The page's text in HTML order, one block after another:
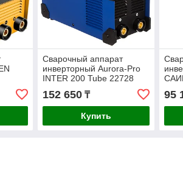
Сварочный аппарат
инверторный Aurora-Pro
INTER 200 Tube 22728
152 650₸
Купить
95